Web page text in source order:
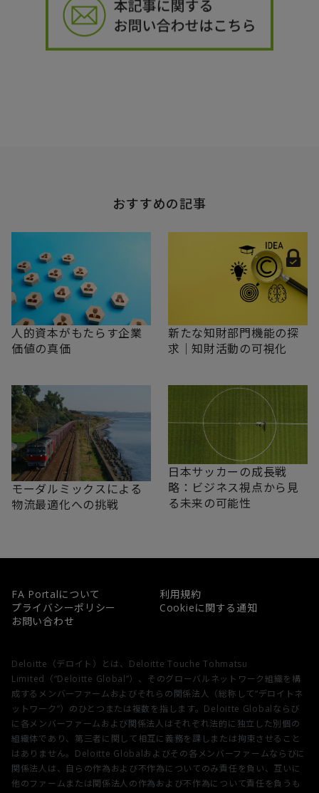
おすすめの記事
人的資本がもたらす企業
価値の真価
新たな知財部門機能の探
求｜知財活動の可視化
モーダルミックスによる
物流最適化への挑戦
日本サッカーの成長戦
略：ビジネス視点から見
る未来の可能性
FA Portalについて
利用規約
プライバシーポリシー
Cookieに関する通知
お問い合わせ
Deloitte（デロイト）とは、Deloitte Touche Tohmatsu
Limited（“Deloitte Global”）、そのグローバルネットワーク組織を構
成するメンバーファームおよびそれらの関係法人（総称して“デロイトネ
ットワーク”）のひとつまたは複数を指します。Deloitte Globalならび
に各メンバーファームおよび関係法人はそれぞれ法的に独立した別個の
組織体であり、第三者に関して相互に義務を課しまたは拘束させること
はありません。Deloitte Globalおよびその各メンバーファームならびに
関係法人は、自らの作為および不作為についてのみ責任を負い、互いに
他のファームまたは関係法人の作為および不作為について責任を負うも